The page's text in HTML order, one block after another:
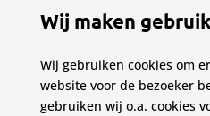
(2e verdieping)
5211 VB
T 085 782 67 68
Wij maken
Wij gebruiken cookies om
website voor de bezoeker
gebruiken wij o.a. cookies